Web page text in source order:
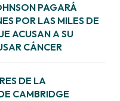
PAGARÁ
POR LAS MILES DE
ACUSAN A SU
CÁNCER
DE LA
CAMBRIDGE